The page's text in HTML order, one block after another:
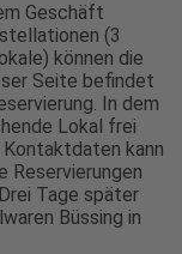
Geschäft
(3
können die
Seite befindet
In dem
Lokal frei
kann
Reservierungen
Tage später
Büssing in